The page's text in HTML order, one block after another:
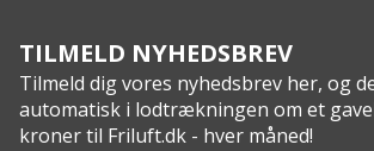
TILMELD NYHEDSBREV
Tilmeld dig vores nyhedsbrev her, og
automatisk i lodtrækningen om et
kroner til Friluft.dk - hver måned!